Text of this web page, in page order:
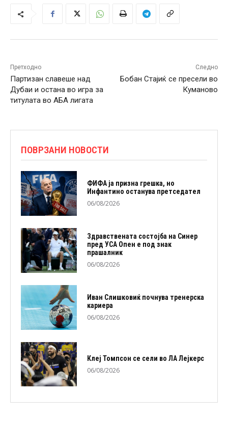
Претходно
Партизан славеше над
Дубаи и остана во игра за
титулата во АБА лигата
Следно
Бобан Стајиќ се пресели во
Куманово
ПОВРЗАНИ НОВОСТИ
ФИФА ја призна грешка, но
Инфантино останува претседател
06/08/2026
Здравствената состојба на Синер
пред УСА Опен е под знак
прашалник
06/08/2026
Иван Слишковиќ почнува тренерска
кариера
06/08/2026
Клеј Томпсон се сели во ЛА Лејкерс
06/08/2026